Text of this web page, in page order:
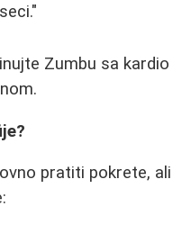
Zumbu sa kardio
pratiti pokrete, ali